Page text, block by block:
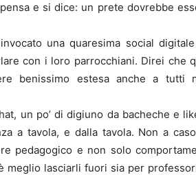
e si dice: un prete dovrebbe
una quaresima social
con i loro parrocchiani. Direi che
benissimo estesa anche a tutti
un po’ di digiuno da bacheche e
a tavola, e dalla tavola. Non a
pedagogico e non solo
meglio lasciarli fuori sia per